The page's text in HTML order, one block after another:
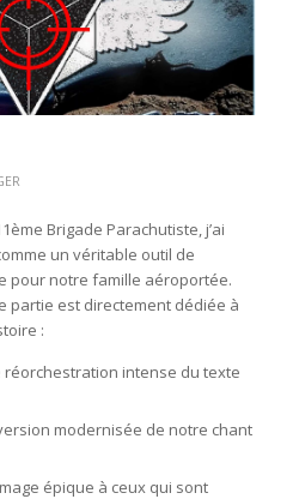
Brigade Parachutiste, j’ai
un véritable outil de
pour notre famille aéroportée.
partie est directement dédiée à
:
intense du texte
modernisée de notre chant
épique à ceux qui sont